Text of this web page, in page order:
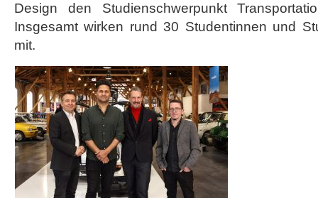
Design den Studienschwerpunkt
Insgesamt wirken rund 30 Studentinnen und
mit.